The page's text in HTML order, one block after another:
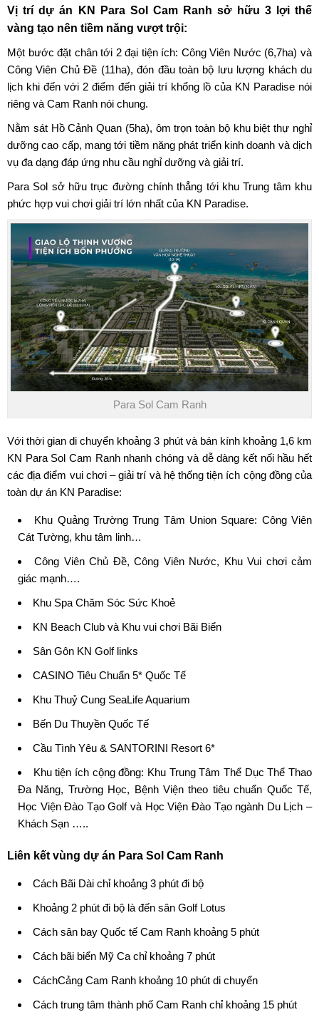
Vị trí dự án KN Para Sol Cam Ranh sở hữu 3 lợi thế
vàng tạo nên tiềm năng vượt trội:
Một bước đặt chân tới 2 đại tiện ích: Công Viên Nước (6,7ha) và
Công Viên Chủ Đề (11ha), đón đầu toàn bộ lưu lượng khách du
lịch khi đến với 2 điểm đến giải trí khổng lồ của KN Paradise nói
riêng và Cam Ranh nói chung.
Nằm sát Hồ Cảnh Quan (5ha), ôm trọn toàn bộ khu biệt thự nghỉ
dưỡng cao cấp, mang tới tiềm năng phát triển kinh doanh và dịch
vụ đa dạng đáp ứng nhu cầu nghỉ dưỡng và giải trí.
Para Sol sở hữu trục đường chính thẳng tới khu Trung tâm khu
phức hợp vui chơi giải trí lớn nhất của KN Paradise.
Para Sol Cam Ranh
Với thời gian di chuyển khoảng 3 phút và bán kính khoảng 1,6 km
KN Para Sol Cam Ranhnhanh chóng và dễ dàng kết nối hầu hết
các địa điểm vui chơi – giải trí và hệ thống tiện ích cộng đồng của
toàn dự án KN Paradise:
Khu Quảng Trường Trung Tâm Union Square: Công Viên
Cát Tường, khu tâm linh…
Công Viên Chủ Đề, Công Viên Nước, Khu Vui chơi cảm
giác mạnh….
Khu Spa Chăm Sóc Sức Khoẻ
KN Beach Club và Khu vui chơi Bãi Biển
Sân Gôn KN Golf links
CASINO Tiêu Chuẩn 5* Quốc Tế
Khu Thuỷ Cung SeaLife Aquarium
Bến Du Thuyền Quốc Tế
Cầu Tình Yêu & SANTORINI Resort 6*
Khu tiện ích cộng đồng: Khu Trung Tâm Thể Dục Thể Thao
Đa Năng, Trường Học, Bệnh Viện theo tiêu chuẩn Quốc Tế,
Học Viện Đào Tạo Golf và Học Viện Đào Tạo ngành Du Lịch –
Khách Sạn …..
Liên kết vùng dự án Para Sol Cam Ranh
Cách Bãi Dài chỉ khoảng 3 phút đi bộ
Khoảng 2 phút đi bộ là đến sân Golf Lotus
Cách sân bay Quốc tế Cam Ranh khoảng 5 phút
Cách bãi biển Mỹ Ca chỉ khoảng 7 phút
CáchCảng Cam Ranh khoảng 10 phút di chuyển
Cách trung tâm thành phố Cam Ranh chỉ khoảng 15 phút